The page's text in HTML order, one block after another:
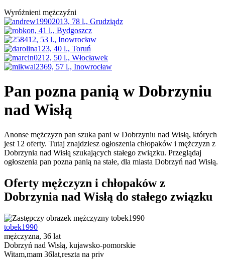
Wyróżnieni mężczyźni
Pan pozna panią w Dobrzyniu
nad Wisłą
Anonse mężczyzn pan szuka pani w Dobrzyniu nad Wisłą, których
jest 12 oferty. Tutaj znajdziesz ogłoszenia chłopaków i mężczyzn z
Dobrzynia nad Wisłą szukających stałego związku. Przeglądaj
ogłoszenia pan pozna panią na stałe, dla miasta Dobrzyń nad Wisłą.
Oferty mężczyzn i chłopaków z
Dobrzynia nad Wisłą do stałego związku
tobek1990
mężczyzna, 36 lat
Dobrzyń nad Wisłą, kujawsko-pomorskie
Witam,mam 36lat,reszta na priv